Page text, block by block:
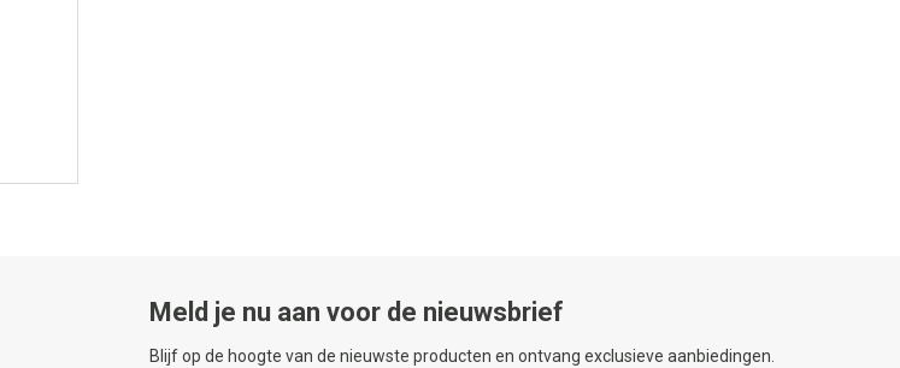
Meld je nu aan voor de nieuwsbrief
Blijf op de hoogte van de nieuwste producten en ontvang exclusieve aanbiedingen.